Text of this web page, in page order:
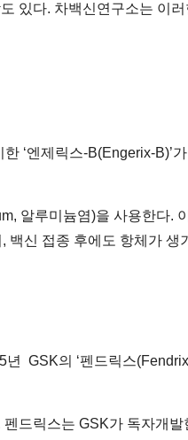
있다. 차백신연구소는 이
‘엔제릭스-B(Engerix-B)’
알루미늄염)을 사용한다.
신 접종 후에도 항체가
GSK의 ‘펜드릭스
드릭스는 GSK가 독자개